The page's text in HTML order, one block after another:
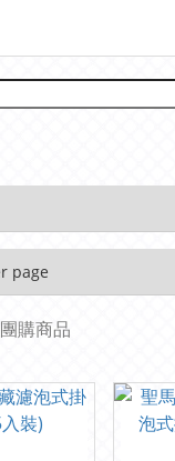
團購商品